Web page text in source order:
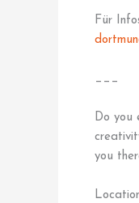
Für
___
Do you
you